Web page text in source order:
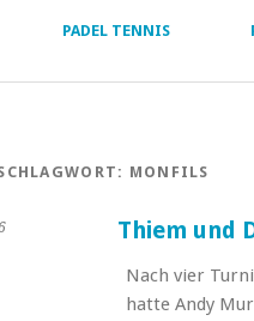
PADEL TENNIS
MONFILS
Thiem und
Nach vier
hatte Andy